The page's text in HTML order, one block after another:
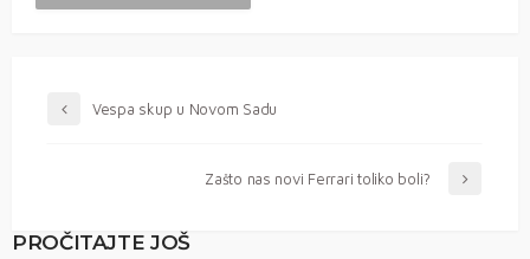
Vespa skup u Novom Sadu
Zašto nas novi Ferrari toliko boli?
PROČITAJTE JOŠ